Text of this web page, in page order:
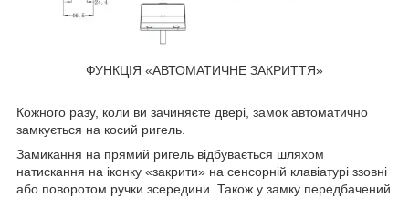
ФУНКЦІЯ «АВТОМАТИЧНЕ ЗАКРИТТЯ»
Кожного разу, коли ви зачиняєте двері, замок автоматично
замкується на косий ригель.
Замикання на прямий ригель відбувається шляхом
натискання на іконку «закрити» на сенсорній клавіатурі ззовні
або поворотом ручки зсередини. Також у замку передбачений